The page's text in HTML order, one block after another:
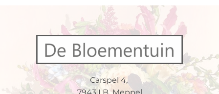
Carspel 4,